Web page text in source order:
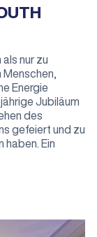
nur zu
Menschen,
Energie
Jubiläum
des
gefeiert und zu
haben. Ein